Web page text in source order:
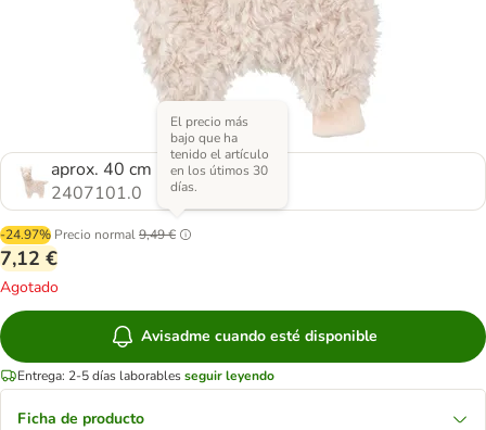
aprox. 40 cm
2407101.0
-24.97% Precio normal9,49 €
El precio más
bajo que ha
tenido el artículo
en los útimos 30
días.
7,12 €
Agotado
Avisadme cuando esté disponible
Entrega: 2-5 días laborablesseguir leyendo
Ficha de producto